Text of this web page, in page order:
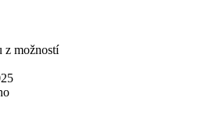
z možností